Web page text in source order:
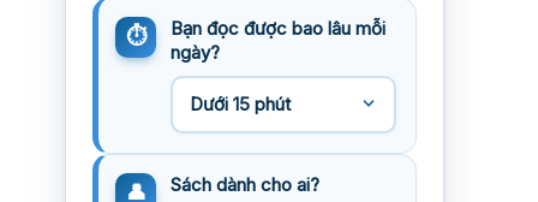
Bạn đọc được bao lâu mỗi
ngày?
Sách dành cho ai?